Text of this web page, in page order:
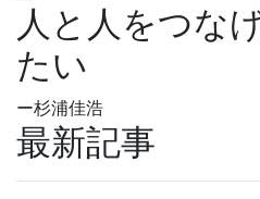
人と人をつな
たい
ー杉浦佳浩
最新記事